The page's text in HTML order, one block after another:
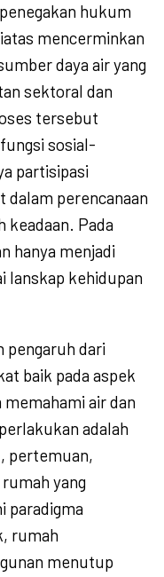
hukum
mencerminkan
daya air yang
sektoral dan
tersebut
sosial-
partisipasi
dalam perencanaan
keadaan. Pada
hanya menjadi
lanskap kehidupan
pengaruh dari
baik pada aspek
air dan
adalah
pertemuan,
yang
paradigma
rumah
menutup